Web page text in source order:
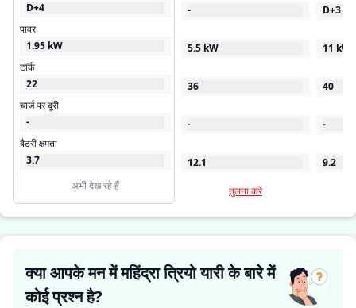
D+4
पावर
1.95 kW
टॉर्क
22
चार्ज पर दूरी
-
बैटरी क्षमता
3.7
अभी देख रहे हैं
-
5.5 kW
36
-
12.1
तुलना करें
D+3
11 kW
40
-
9.2
क्या आपके मन में महिंद्रा त्रियो यारी के बारे में
कोई प्रश्न है?